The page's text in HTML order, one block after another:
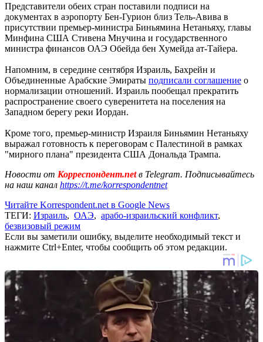
Представители обеих стран поставили подписи на
документах в аэропорту Бен-Гурион близ Тель-Авива в
присутствии премьер-министра Биньямина Нетаньяху, главы
Минфина США Стивена Мнучина и государственного
министра финансов ОАЭ Обeйда бен Хумейда ат-Тайера.
Напомним, в середине сентября Израиль, Бахрейн и
Объединенные Арабские Эмираты подписали соглашение о
нормализации отношений. Израиль пообещал прекратить
распространение своего суверенитета на поселения на
Западном берегу реки Иордан.
Кроме того, премьер-министр Израиля Биньямин Нетаньяху
выражал готовность к переговорам с Палестиной в рамках
"мирного плана" президента США Дональда Трампа.
Новости от Корреспондент.netв Telegram. Подписывайтесь
на наш канал https://t.me/korrespondentnet
Читайте Korrespondent.net в Google News
ТЕГИ: Израиль, ОАЭ, арабо-израильский конфликт,
безвизовый режим
Если вы заметили ошибку, выделите необходимый текст и
нажмите Ctrl+Enter, чтобы сообщить об этом редакции.